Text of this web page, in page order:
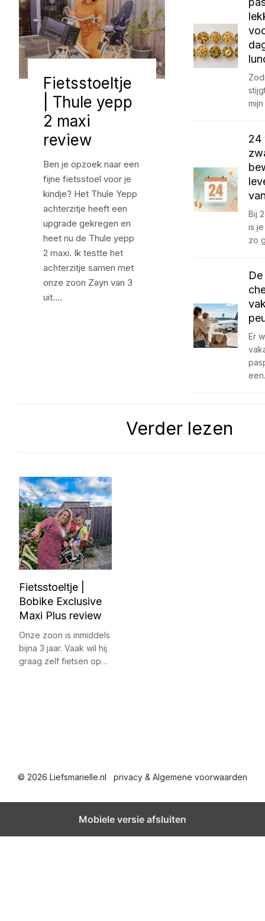
Fietsstoeltje
| Thule yepp
2 maxi
review
Ben je opzoek naar een
fijne fietsstoel voor je
kindje? Het Thule Yepp
achterzitje heeft een
upgrade gekregen en
heet nu de Thule yepp
2 maxi. Ik testte het
achterzitje samen met
onze zoon Zayn van 3
uit.…
24
Bij
is
zo
Er
Verder lezen
Fietsstoeltje |
Bobike Exclusive
Maxi Plus review
Onze zoon is inmiddels
bijna 3 jaar. Vaak wil hij
graag zelf fietsen op…
© 2026 Liefsmarielle.nl privacy & Algemene voorwaarden
Mobiele versie afsluiten